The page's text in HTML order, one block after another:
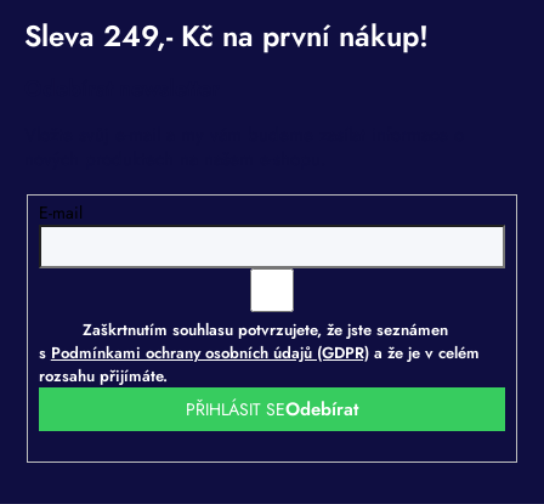
E-mail
Zaškrtnutím souhlasu potvrzujete, že jste seznámen
s Podmínkami ochrany osobních údajů (GDPR)a že je v celém
rozsahu přijímáte.
PŘIHLÁSIT SE